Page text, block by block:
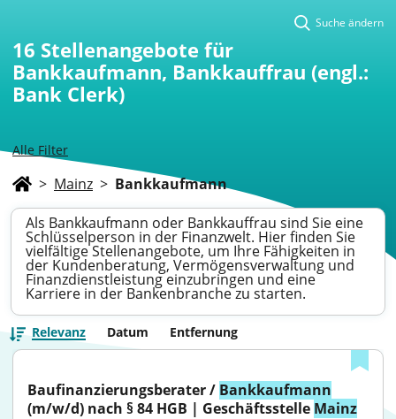
Alle Filter
Suche ändern
16 Stellenangebote für
Bankkaufmann, Bankkauffrau (engl.:
Bank Clerk)
> Mainz > Bankkaufmann
Als Bankkaufmann oder Bankkauffrau sind Sie eine
Schlüsselperson in der Finanzwelt. Hier finden Sie
vielfältige Stellenangebote, um Ihre Fähigkeiten in
der Kundenberatung, Vermögensverwaltung und
Finanzdienstleistung einzubringen und eine
Karriere in der Bankenbranche zu starten.
Relevanz Datum Entfernung
Baufinanzierungsberater / Bankkaufmann
(m/w/d) nach § 84 HGB | Geschäftsstelle Mainz